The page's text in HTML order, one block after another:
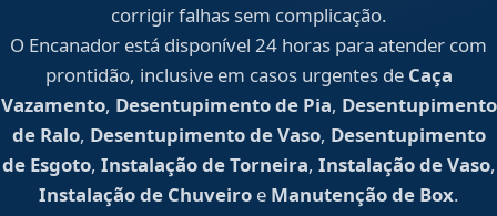
corrigir falhas sem complicação.
O Encanador está disponível 24 horas para atender com
prontidão, inclusive em casos urgentes de Caça
Vazamento, Desentupimento de Pia, Desentupimento
de Ralo, Desentupimento de Vaso, Desentupimento
de Esgoto, Instalação de Torneira, Instalação de Vaso,
Instalação de Chuveiroe Manutenção de Box.